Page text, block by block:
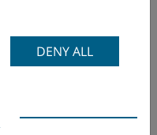
の操作
DENY ALL